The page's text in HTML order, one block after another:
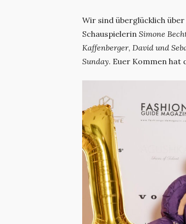
Wir sind überglücklich
Schauspielerin Simone
Kaffenberger, David und
Sunday. Euer Kommen hat